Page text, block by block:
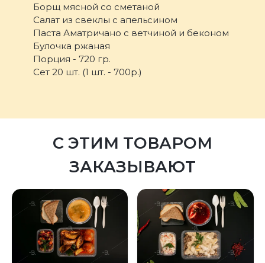
Борщ мясной со сметаной
Салат из свеклы с апельсином
Паста Аматричано с ветчиной и беконом
Булочка ржаная
Порция - 720 гр.
Сет 20 шт. (1 шт. - 700р.)
С ЭТИМ ТОВАРОМ
ЗАКАЗЫВАЮТ